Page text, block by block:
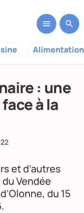
: une
à la
et d’autres
Vendée
du 15